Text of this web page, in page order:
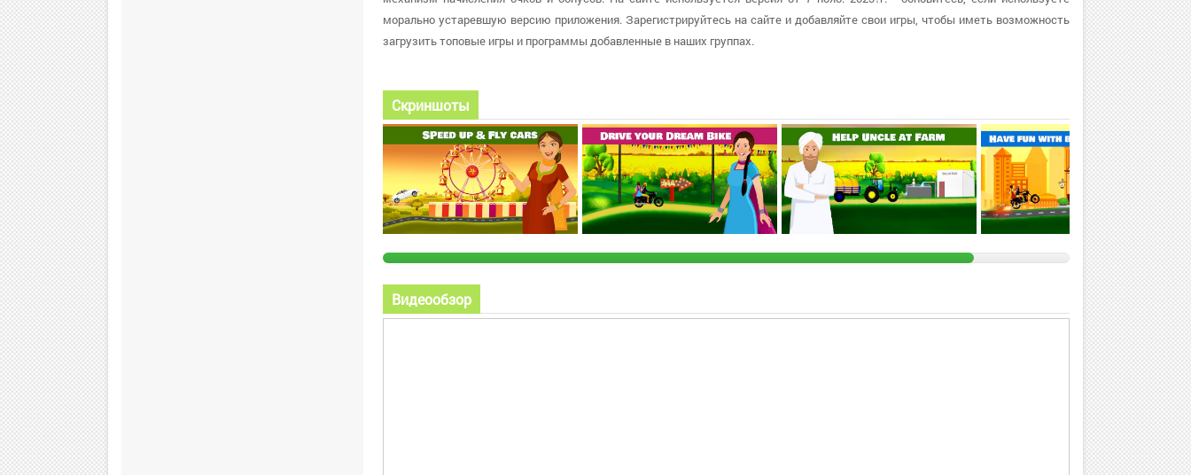
морально устаревшую версию приложения. Зарегистрируйтесь на сайте и добавляйте свои игры, чтобы иметь возможность
загрузить топовые игры и программы добавленные в наших группах.
Скриншоты
Видеообзор